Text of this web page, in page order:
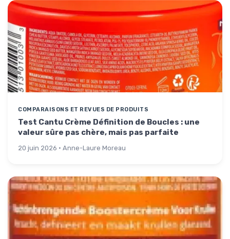
COMPARAISONS ET REVUES DE PRODUITS
Test Cantu Crème Définition de Boucles : une
valeur sûre pas chère, mais pas parfaite
20 juin 2026 · Anne-Laure Moreau